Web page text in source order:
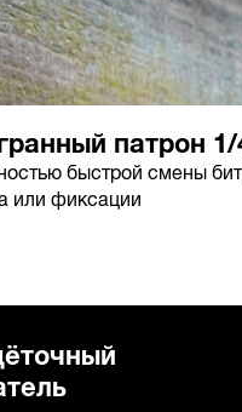
патрон
быстрой смены
или фиксации